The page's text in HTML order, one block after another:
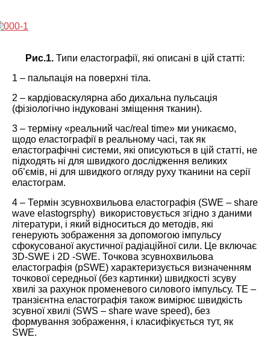
Рис.1. Типи еластографії, які описані в цій статті:
1 – пальпація на поверхні тіла.
2 – кардіоваскулярна або дихальна пульсація
(фізіологічно індуковані зміщення тканин).
3 – терміну «реальний час/real time» ми уникаємо,
щодо еластографії в реальному часі, так як
еластографічні системи, які описуються в цій статті, не
підходять ні для швидкого дослідження великих
об’ємів, ні для швидкого огляду руху тканини на серії
еластограм.
4 – Термін зсувнохвильова еластографія (SWE – share
wave elastogrsphy) використовується згідно з даними
літератури, і який відноситься до методів, які
генерують зображення за допомогою імпульсу
сфокусованої акустичної радіаційної сили. Це включає
3D-SWE і 2D -SWE. Точкова зсувнохвильова
еластографія (pSWE) характеризується визначенням
точкової середньої (без картинки) швидкості зсуву
хвилі за рахунок променевого силового імпульсу. ТЕ –
транзієнтна еластографія також вимірює швидкість
зсувної хвилі (SWS – share wave speed), без
формування зображення, і класифікується тут, як
SWE.